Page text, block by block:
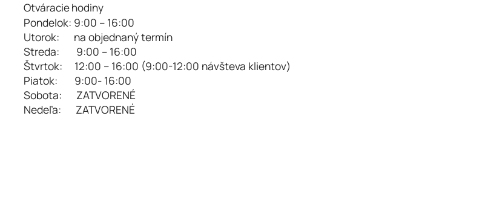
Otváracie hodiny
Pondelok: 9:00 – 16:00
Utorok: na objednaný termín
Streda: 9:00 – 16:00
Štvrtok: 12:00 – 16:00 (9:00-12:00 návšteva klientov)
Piatok: 9:00- 16:00
Sobota: ZATVORENÉ
Nedeľa: ZATVORENÉ